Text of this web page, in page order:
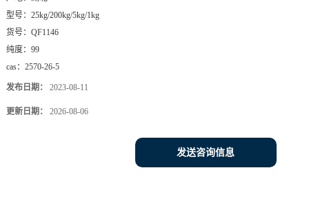
型号： 25kg/200kg/5kg/1kg
货号： QF1146
纯度： 99
cas： 2570-26-5
发布日期： 2023-08-11
更新日期： 2026-08-06
发送咨询信息